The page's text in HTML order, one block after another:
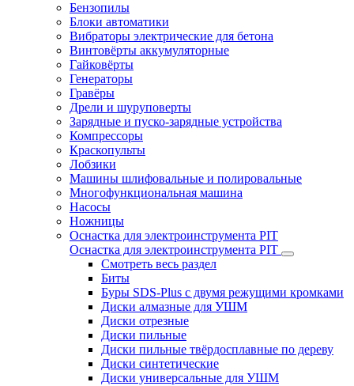
Бензопилы
Блоки автоматики
Вибраторы электрические для бетона
Винтовёрты аккумуляторные
Гайковёрты
Генераторы
Гравёры
Дрели и шуруповерты
Зарядные и пуско-зарядные устройства
Компрессоры
Краскопульты
Лобзики
Машины шлифовальные и полировальные
Многофункциональная машина
Насосы
Ножницы
Оснастка для электроинструмента PIT
Оснастка для электроинструмента PIT
Смотреть весь раздел
Биты
Буры SDS-Plus c двумя режущими кромками
Диски алмазные для УШМ
Диски отрезные
Диски пильные
Диски пильные твёрдосплавные по дереву
Диски синтетические
Диски универсальные для УШМ